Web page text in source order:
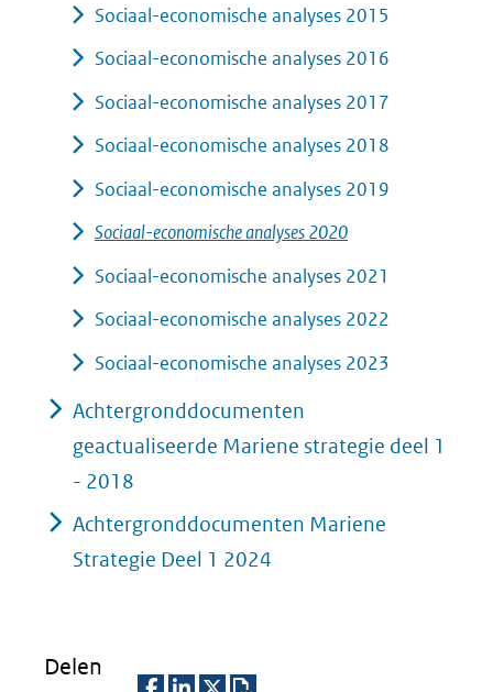
Sociaal-economische analyses 2015
Sociaal-economische analyses 2016
Sociaal-economische analyses 2017
Sociaal-economische analyses 2018
Sociaal-economische analyses 2019
Sociaal-economische analyses 2020
Sociaal-economische analyses 2021
Sociaal-economische analyses 2022
Sociaal-economische analyses 2023
Achtergronddocumenten
geactualiseerde Mariene strategie deel 1
- 2018
Achtergronddocumenten Mariene
Strategie Deel 1 2024
Delen